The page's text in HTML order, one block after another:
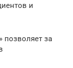
и
позволяет за